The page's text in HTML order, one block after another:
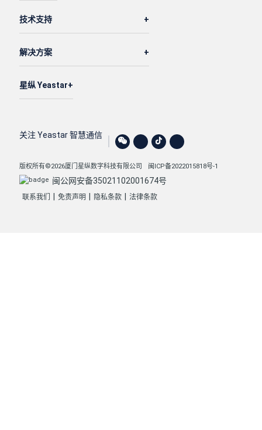
技术支持
解决方案
星纵 Yeastar
关注 Yeastar 智慧通信
版权所有©2026厦门星纵数字科技有限公司 闽ICP备2022015818号-1
闽公网安备35021102001674号
联系我们 免责声明 隐私条款 法律条款